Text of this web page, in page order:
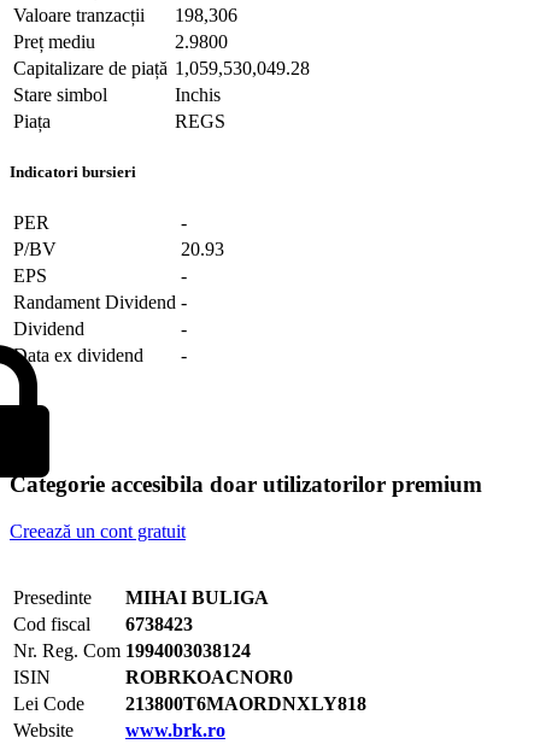
Valoare tranzacții
198,306
Preț mediu
2.9800
Capitalizare de piață 1,059,530,049.28
Stare simbol
Inchis
Piața
REGS
Indicatori bursieri
PER
-
P/BV
20.93
EPS
-
Randament Dividend -
Dividend
-
Data ex dividend
-
Categorie accesibila doar utilizatorilor premium
Creează un cont gratuit
Presedinte
MIHAI BULIGA
Cod fiscal
6738423
Nr. Reg. Com 1994003038124
ISIN
ROBRKOACNOR0
Lei Code
213800T6MAORDNXLY818
Website
www.brk.ro